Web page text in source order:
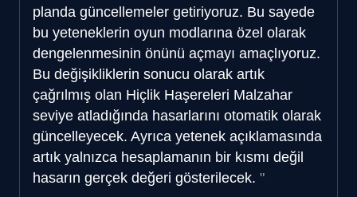
planda güncellemeler getiriyoruz. Bu sayede
bu yeteneklerin oyun modlarına özel olarak
dengelenmesinin önünü açmayı amaçlıyoruz.
Bu değişikliklerin sonucu olarak artık
çağrılmış olan Hiçlik Haşereleri Malzahar
seviye atladığında hasarlarını otomatik olarak
güncelleyecek. Ayrıca yetenek açıklamasında
artık yalnızca hesaplamanın bir kısmı değil
hasarın gerçek değeri gösterilecek.